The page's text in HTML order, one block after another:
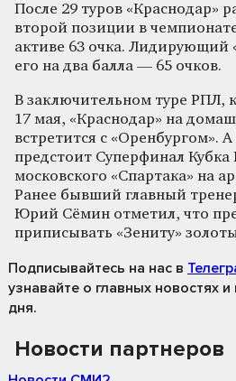
После 29 туров «Краснодар»
второй позиции в
активе 63 очка. Лидирующий
его на два балла — 65 очков.
В заключительном туре РПЛ,
17 мая, «Краснодар» на
встретится с «Оренбургом».
предстоит Суперфинал Кубка
московского «Спартака» на
Ранее бывший главный
Юрий Сёмин отметил, что
приписывать «Зениту»
Подписывайтесь на нас в
узнавайте о главных новостях
дня.
Новости партнеров